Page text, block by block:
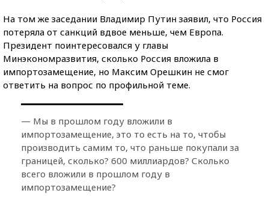
На том же заседании Владимир Путин заявил, что Россия
потеряла от санкций вдвое меньше, чем Европа.
Президент поинтересовался у главы
Минэкономразвития, сколько Россия вложила в
импортозамещение, но Максим Орешкин не смог
ответить на вопрос по профильной теме.
— Мы в прошлом году вложили в
импортозамещение, это то есть на то, чтобы
производить самим то, что раньше покупали за
границей, сколько? 600 миллиардов? Сколько
всего вложили в прошлом году в
импортозамещение?